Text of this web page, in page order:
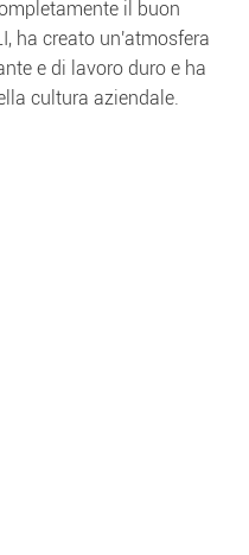
il buon
ha creato un'atmosfera
e di lavoro duro e ha
cultura aziendale.